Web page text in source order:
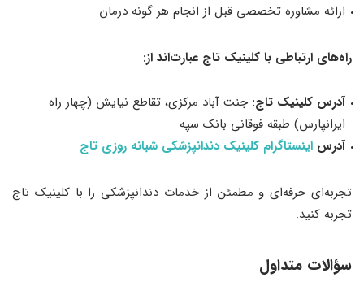
ارائه مشاوره تخصصی قبل از انجام هر گونه درمان
راه‌های ارتباطی با کلینیک تاج عبارت‌اند از:
آدرس کلینیک تاج: جنت آباد مرکزی، تقاطع نیایش (چهار راه
ایرانپارس) طبقه فوقانی بانک سپه
آدرس اینستاگرام کلینیک دندانپزشکی شبانه روزی تاج
تجربه‌ای حرفه‌ای و مطمئن از خدمات دندانپزشکی را با کلینیک تاج
تجربه کنید.
سؤالات متداول